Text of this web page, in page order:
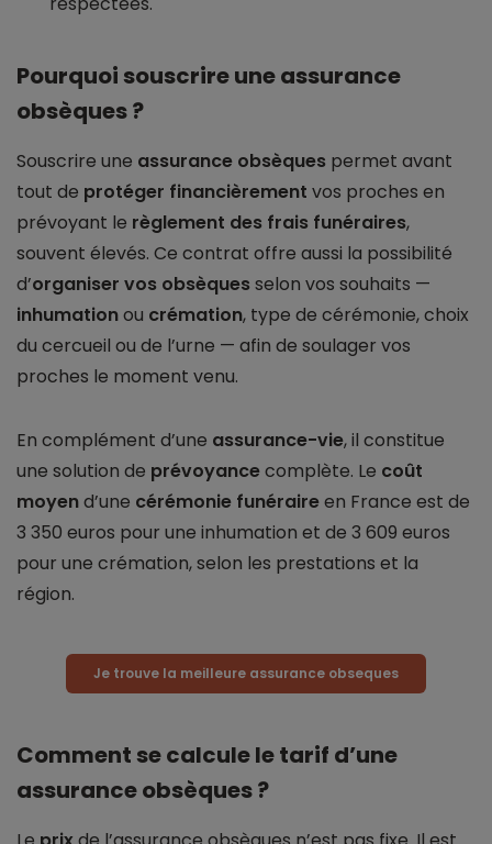
Pourquoi souscrire une assurance
obsèques ?
Souscrire une assurance obsèques permet avant
tout de protéger financièrement vos proches en
prévoyant le règlement des frais funéraires,
souvent élevés. Ce contrat offre aussi la possibilité
d’organiser vos obsèquesselon vos souhaits —
inhumationou crémation, type de cérémonie, choix
du cercueil ou de l’urne — afin de soulager vos
proches le moment venu.
En complément d’une assurance-vie, il constitue
une solution de prévoyancecomplète. Le coût
moyend’une cérémonie funéraireen France est de
3 350 euros pour une inhumation et de 3 609 euros
pour une crémation, selon les prestations et la
région.
Je trouve la meilleure assurance obseques
Comment se calcule le tarif d’une
assurance obsèques ?